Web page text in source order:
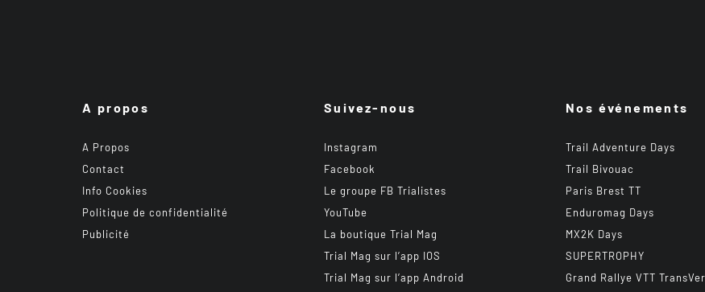
A propos
A Propos
Contact
Info Cookies
Politique de confidentialité
Publicité
Suivez-nous
Instagram
Facebook
Le groupe FB Trialistes
YouTube
La boutique Trial Mag
Trial Mag sur l’app IOS
Trial Mag sur l’app Android
Nos événements
Trail Adventure Days
Trail Bivouac
Paris Brest TT
Enduromag Days
MX2K Days
SUPERTROPHY
Grand Rallye VTT